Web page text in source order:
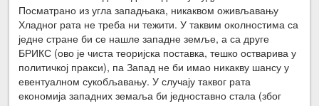
Посматрано из угла западњака, никаквом оживљавању
Хладног рата не треба ни тежити. У таквим околностима са
једне стране би се нашле западне земље, а са друге
БРИКС (ово је чиста теоријска поставка, тешко остварива у
политичкој пракси), па Запад не би имао никакву шансу у
евентуалном сукобљавању. У случају таквог рата
економија западних земаља би једноставно стала (због